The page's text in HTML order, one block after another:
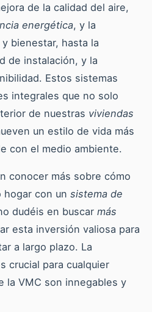
de la calidad del aire,
energética, y la
bienestar, hasta la
de instalación, y la
Estos sistemas
integrales que no solo
de nuestras viviendas
un estilo de vida más
con el medio ambiente.
conocer más sobre cómo
hogar con un sistema de
dudéis en buscar más
esta inversión valiosa para
a largo plazo. La
crucial para cualquier
la VMC son innegables y